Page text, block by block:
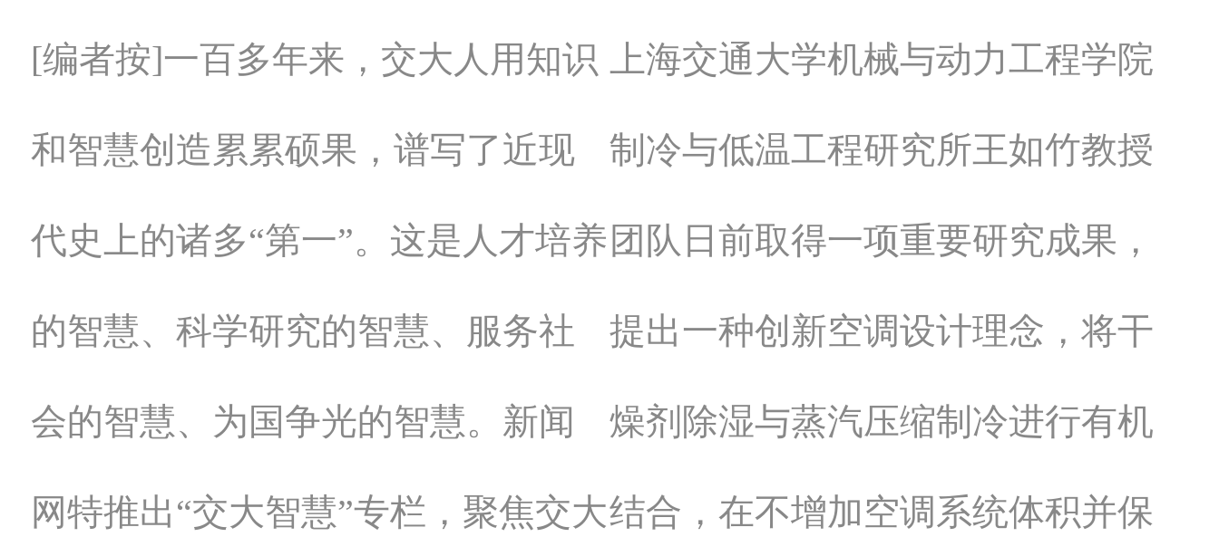
[编者按]一百多年来，交大人用知识
和智慧创造累累硕果，谱写了近现
代史上的诸多“第一”。这是人才培养
的智慧、科学研究的智慧、服务社
会的智慧、为国争光的智慧。新闻
网特推出“交大智慧”专栏，聚焦交大
上海交通大学机械与动力工程学院
制冷与低温工程研究所王如竹教授
团队日前取得一项重要研究成果，
提出一种创新空调设计理念，将干
燥剂除湿与蒸汽压缩制冷进行有机
结合，在不增加空调系统体积并保